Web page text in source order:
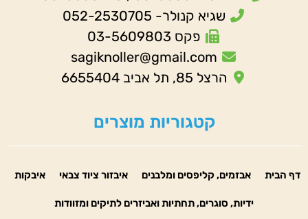
שגיא קנולר- 052-2530705
פקס 03-5609803
sagiknoller@gmail.com
הרצל 85, תל אביב 6655404
קטגוריות מוצרים
דף הבית אבזמים, קליפסים ומלבנים איבזור ציוד צבאי איבקות
ידיות, סוגרים, תחתיות ואביזרים לתיקים ומזוודות